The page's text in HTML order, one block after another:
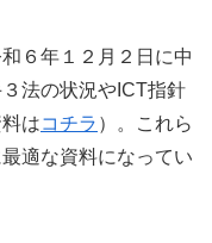
６年１２月２日に中
法の状況やICT指針
はコチラ ）。これら
適な資料になってい